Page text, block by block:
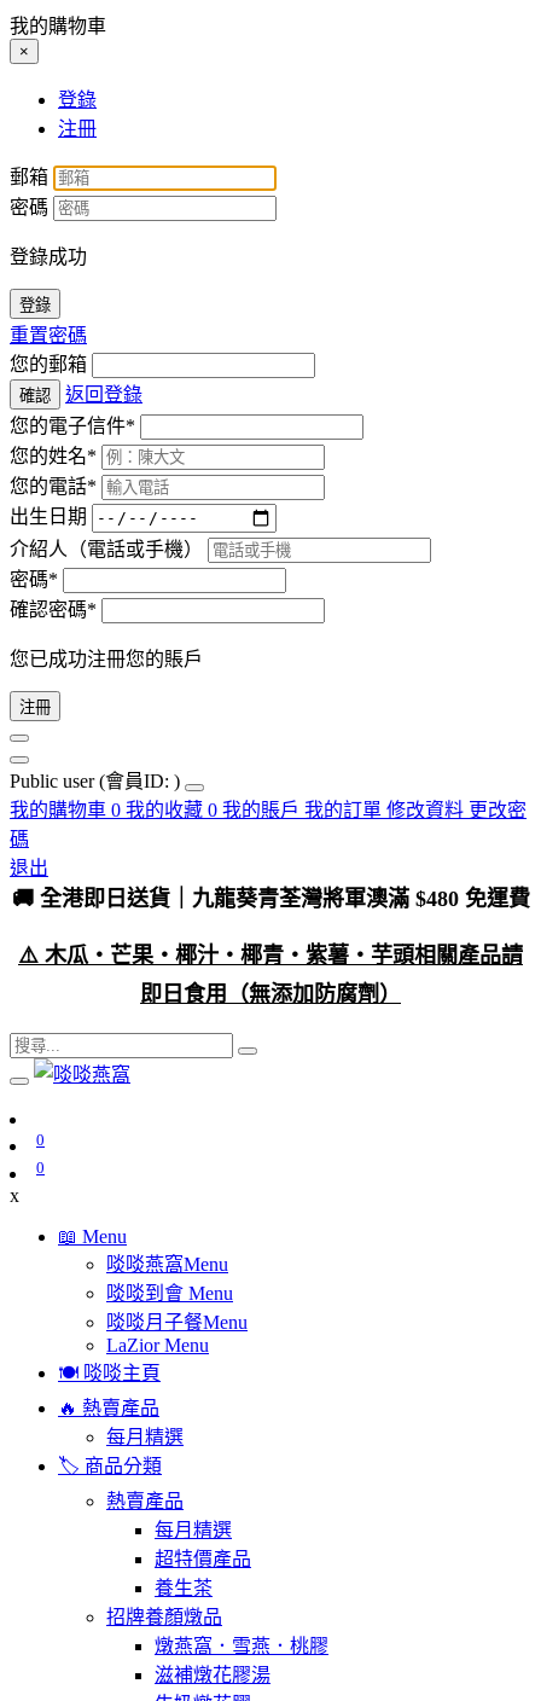
我的購物車
×
登錄
注冊
郵箱
密碼
登錄成功
登錄
重置密碼
您的郵箱
確認
返回登錄
您的電子信件*
您的姓名*
您的電話*
出生日期
介紹人（電話或手機）
密碼*
確認密碼*
您已成功注冊您的賬戶
注冊
Public user (會員ID: )
我的購物車 0 我的收藏 0 我的賬戶 我的訂單 修改資料 更改密
碼
退出
🚚 全港即日送貨｜九龍葵青荃灣將軍澳滿 $480 免運費
⚠️ 木瓜・芒果・椰汁・椰青・紫薯・芋頭相關產品請
即日食用（無添加防腐劑）
0
0
x
📖 Menu
啖啖燕窩Menu
啖啖到會 Menu
啖啖月子餐Menu
LaZior Menu
🍽️ 啖啖主頁
🔥 熱賣產品
每月精選
🏷️ 商品分類
熱賣產品
每月精選
超特價產品
養生茶
招牌養顏燉品
燉燕窩．雪燕．桃膠
滋補燉花膠湯